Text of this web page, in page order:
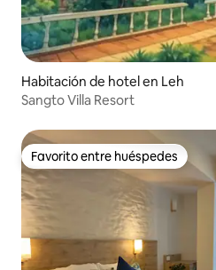
Habitación de hotel en Leh
Sangto Villa Resort
Favorito entre huéspedes
Favorito entre huéspedes